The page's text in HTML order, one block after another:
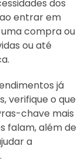
dos
entrar em
compra ou
ou até
já
verifique o que
chave mais
falam, além de
a